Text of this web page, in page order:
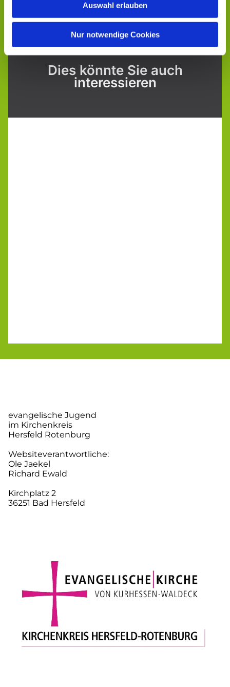
Auswahl erlauben
Nur notwendige Cookies
Dies könnte Sie auch
interessieren
evangelische Jugend
im Kirchenkreis
Hersfeld Rotenburg
Websiteverantwortliche:
Ole Jaekel
Richard Ewald
Kirchplatz 2
36251 Bad Hersfeld